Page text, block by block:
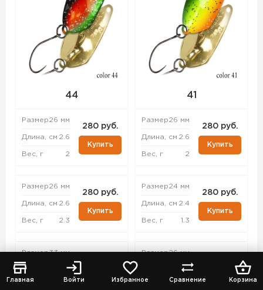
Главная Войти Избранное Сравнение Корзина
44
Размер26 мм
Длина, см 2.6
Вес, г 2
280 руб.
Купить
Размер26 мм
Длина, см 2.6
Вес, г 2.3
280 руб.
Купить
Размер33 мм
Длина, см 3.3
Купить
41
Размер26 мм
Длина, см 2.6
Вес, г 2
280 руб.
Купить
Размер24 мм
Длина, см 2.4
Вес, г 1.3
280 руб.
Купить
Размер26 мм
2.6
Купить